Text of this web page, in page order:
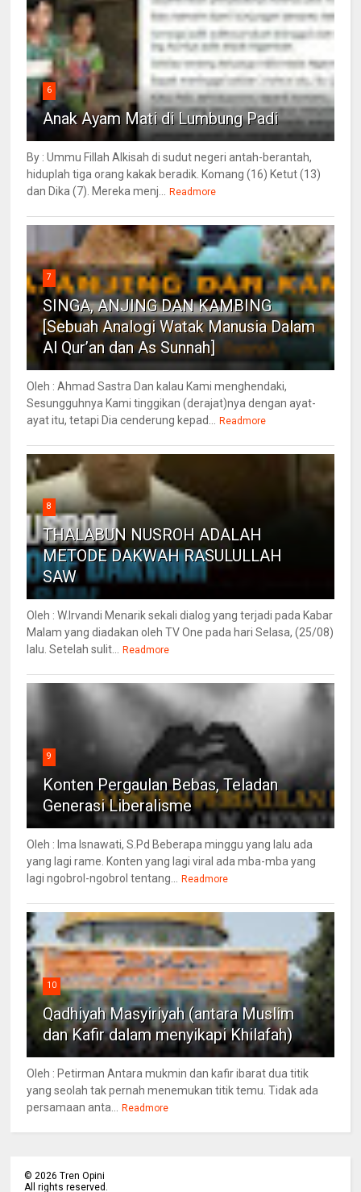
6
Anak Ayam Mati di Lumbung Padi
By : Ummu Fillah Alkisah di sudut negeri antah-berantah,
hiduplah tiga orang kakak beradik. Komang (16) Ketut (13)
dan Dika (7). Mereka menj... Readmore
7
SINGA, ANJING DAN KAMBING
[Sebuah Analogi Watak Manusia Dalam
Al Qur’an dan As Sunnah]
Oleh : Ahmad Sastra Dan kalau Kami menghendaki,
Sesungguhnya Kami tinggikan (derajat)nya dengan ayat-
ayat itu, tetapi Dia cenderung kepad... Readmore
8
THALABUN NUSROH ADALAH
METODE DAKWAH RASULULLAH
SAW
Oleh : W.Irvandi Menarik sekali dialog yang terjadi pada Kabar
Malam yang diadakan oleh TV One pada hari Selasa, (25/08)
lalu. Setelah sulit... Readmore
9
Konten Pergaulan Bebas, Teladan
Generasi Liberalisme
Oleh : Ima Isnawati, S.Pd Beberapa minggu yang lalu ada
yang lagi rame. Konten yang lagi viral ada mba-mba yang
lagi ngobrol-ngobrol tentang... Readmore
10
Qadhiyah Masyiriyah (antara Muslim
dan Kafir dalam menyikapi Khilafah)
Oleh : Petirman Antara mukmin dan kafir ibarat dua titik
yang seolah tak pernah menemukan titik temu. Tidak ada
persamaan anta... Readmore
©2026 Tren Opini
All rights reserved.